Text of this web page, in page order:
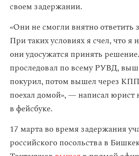
своем задержании.
«Они не смогли внятно ответить
При таких условиях я счел, что я
они удосужатся принять
проследовал по всему РУВД,
покурил, потом вышел через
поехал домой», — написал юрист
в фейсбуке.
17 марта во время задержания
российского посольства в